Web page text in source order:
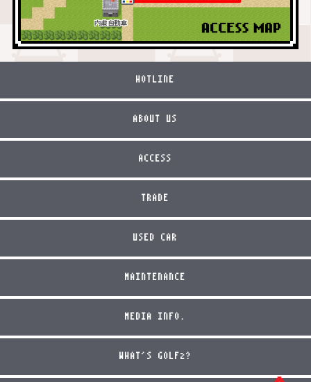
HOTLINE
ABOUT US
ACCESS
TRADE
USED CAR
MAINTENANCE
MEDIA INFO.
WHAT'S GOLF2?